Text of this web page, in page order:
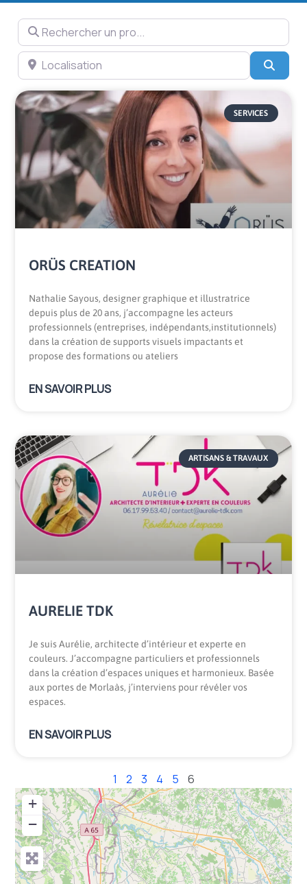
Rechercher un pro...
Localisation
SERVICES
ORÜS CREATION
Nathalie Sayous, designer graphique et illustratrice
depuis plus de 20 ans, j’accompagne les acteurs
professionnels (entreprises, indépendants,institutionnels)
dans la création de supports visuels impactants et
propose des formations ou ateliers
EN SAVOIR PLUS
ARTISANS & TRAVAUX
AURELIE TDK
Je suis Aurélie, architecte d’intérieur et experte en
couleurs. J’accompagne particuliers et professionnels
dans la création d’espaces uniques et harmonieux. Basée
aux portes de Morlaàs, j’interviens pour révéler vos
espaces.
EN SAVOIR PLUS
Page
1
Page
2
Page
3
Page
4
Page
5
Page
6
+
−